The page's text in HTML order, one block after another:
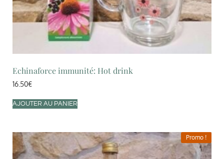
Echinaforce immunité: Hot drink
16.50€
AJOUTER AU PANIER
Promo !